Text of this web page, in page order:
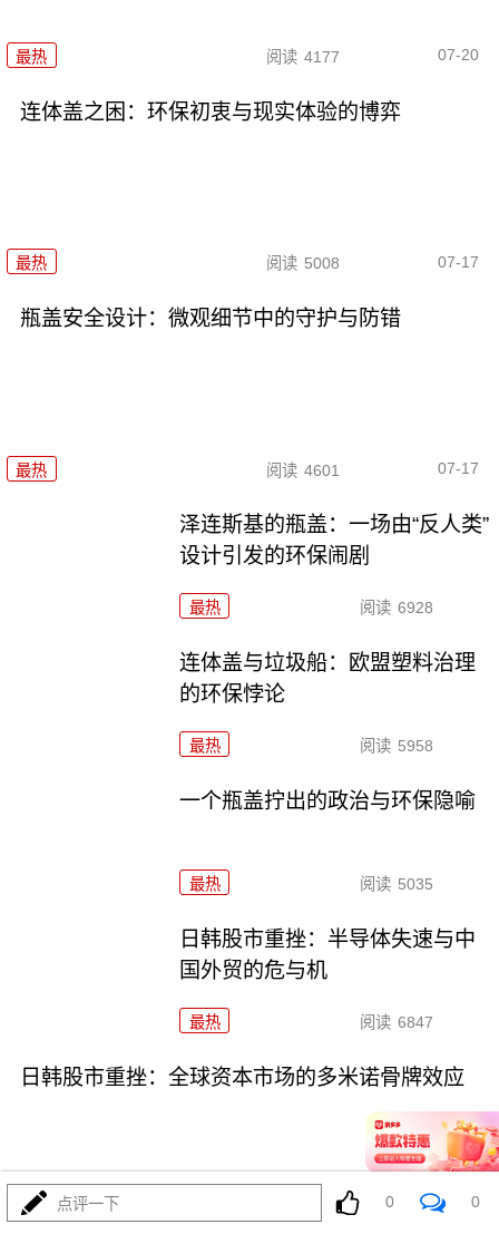
最热 阅读 4177 07-20
连体盖之困：环保初衷与现实体验的博弈
最热 阅读 5008 07-17
瓶盖安全设计：微观细节中的守护与防错
最热 阅读 4601 07-17
泽连斯基的瓶盖：一场由“反人类”
设计引发的环保闹剧
最热 阅读 6928
连体盖与垃圾船：欧盟塑料治理
的环保悖论
最热 阅读 5958
一个瓶盖拧出的政治与环保隐喻
最热 阅读 5035
日韩股市重挫：半导体失速与中
国外贸的危与机
最热 阅读 6847
日韩股市重挫：全球资本市场的多米诺骨牌效应
点评一下 0 0